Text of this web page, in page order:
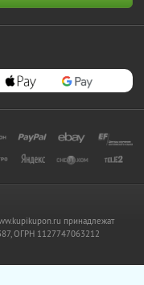
принадлежат
ОГРН 1127747063212